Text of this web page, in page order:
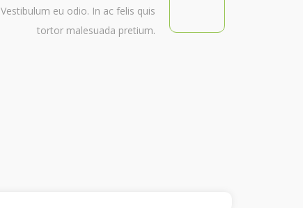
Vestibulum eu odio. In ac felis quis
tortor malesuada pretium.